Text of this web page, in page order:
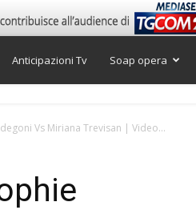
Anticipazioni Tv Soap opera
Vs Miriana Trevisan | Video...